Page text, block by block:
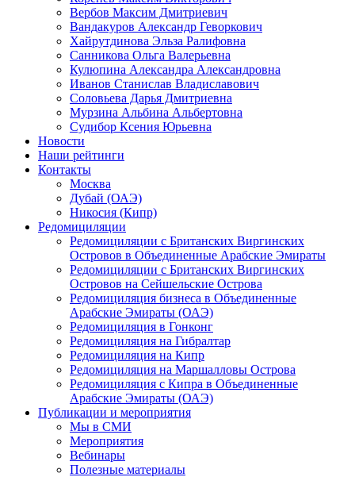
Вербов Максим Дмитриевич
Вандакуров Александр Геворкович
Хайрутдинова Эльза Ралифовна
Санникова Ольга Валерьевна
Кулюпина Александра Александровна
Иванов Станислав Владиславович
Соловьева Дарья Дмитриевна
Мурзина Альбина Альбертовна
Судибор Ксения Юрьевна
Новости
Наши рейтинги
Контакты
Москва
Дубай (ОАЭ)
Никосия (Кипр)
Редомициляции
Редомициляции с Британских Виргинских
Островов в Объединенные Арабские Эмираты
Редомициляции с Британских Виргинских
Островов на Сейшельские Острова
Редомициляция бизнеса в Объединенные
Арабские Эмираты (ОАЭ)
Редомициляция в Гонконг
Редомициляция на Гибралтар
Редомициляция на Кипр
Редомициляция на Маршалловы Острова
Редомициляция с Кипра в Объединенные
Арабские Эмираты (ОАЭ)
Публикации и мероприятия
Мы в СМИ
Мероприятия
Вебинары
Полезные материалы